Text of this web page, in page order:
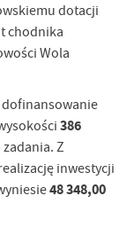
dotacji
chodnika
Wola
dofinansowanie
386
Z
inwestycji
48 348,00
w zakresie
częstotliwości,
nam na
informacje są
zgody na
wszystkich
Ci najciekawsze
Ci naszych
oraz Twoich
Treści
trzecich lub